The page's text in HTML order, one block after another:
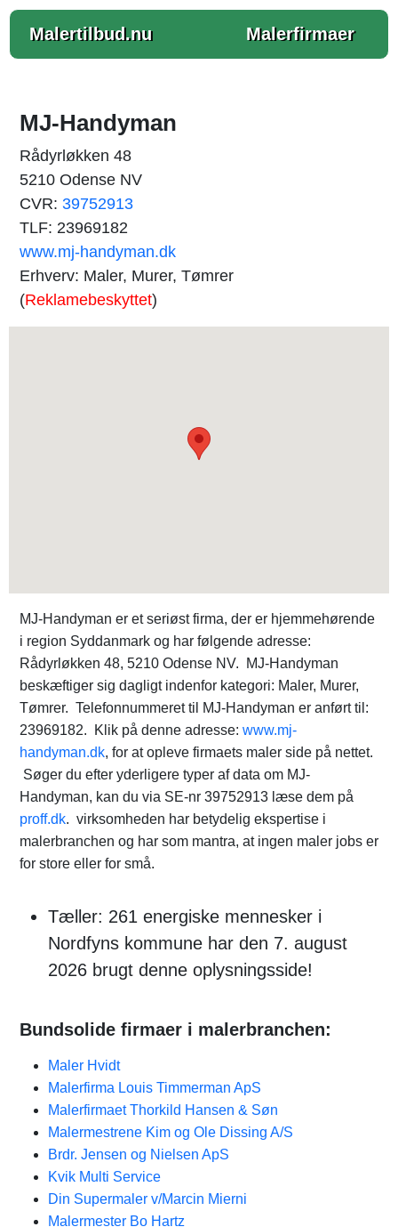
Malertilbud.nu Malerfirmaer
MJ-Handyman
Rådyrløkken 48
5210 Odense NV
CVR: 39752913
TLF: 23969182
www.mj-handyman.dk
Erhverv: Maler, Murer, Tømrer
(Reklamebeskyttet)
MJ-Handyman er et seriøst firma, der er hjemmehørende
i region Syddanmark og har følgende adresse:
Rådyrløkken 48, 5210 Odense NV. MJ-Handyman
beskæftiger sig dagligt indenfor kategori: Maler, Murer,
Tømrer. Telefonnummeret til MJ-Handyman er anført til:
23969182. Klik på denne adresse: www.mj-
handyman.dk, for at opleve firmaets maler side på nettet.
Søger du efter yderligere typer af data om MJ-
Handyman, kan du via SE-nr 39752913 læse dem på
proff.dk. virksomheden har betydelig ekspertise i
malerbranchen og har som mantra, at ingen maler jobs er
for store eller for små.
Tæller: 261 energiske mennesker i
Nordfyns kommune har den 7. august
2026 brugt denne oplysningsside!
Bundsolide firmaer i malerbranchen:
Maler Hvidt
Malerfirma Louis Timmerman ApS
Malerfirmaet Thorkild Hansen & Søn
Malermestrene Kim og Ole Dissing A/S
Brdr. Jensen og Nielsen ApS
Kvik Multi Service
Din Supermaler v/Marcin Mierni
Malermester Bo Hartz